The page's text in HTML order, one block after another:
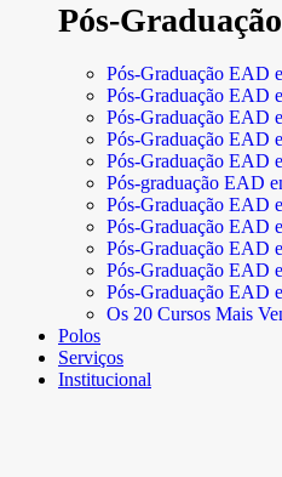
Pós-Graduação
Pós-Graduação EAD
Pós-Graduação EAD
Pós-Graduação EAD
Pós-Graduação EAD
Pós-Graduação EAD
Pós-graduação EAD
Pós-Graduação EAD
Pós-Graduação EAD
Pós-Graduação EAD
Pós-Graduação EAD
Pós-Graduação EAD
Os 20 Cursos Mais
Polos
Serviços
Institucional